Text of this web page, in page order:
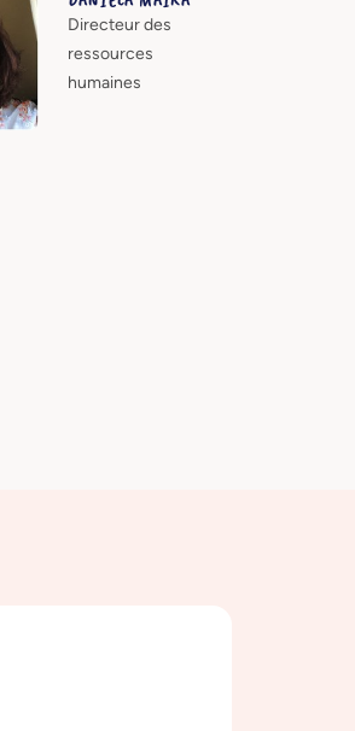
Directeur des
ressources
humaines